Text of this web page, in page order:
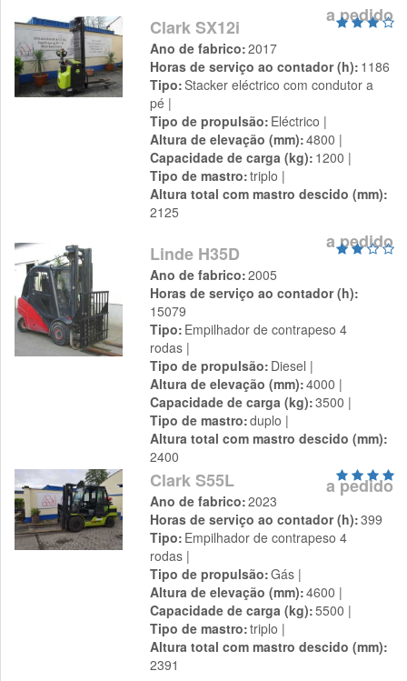
a pedido
Clark SX12i
Ano de fabrico 2017
Horas de serviço ao contador (h) 1186
Tipo Stacker eléctrico com condutor a
pé
Tipo de propulsão Eléctrico
Altura de elevação (mm) 4800
Capacidade de carga (kg) 1200
Tipo de mastro triplo
Altura total com mastro descido (mm)
2125
a pedido
Linde H35D
Ano de fabrico 2005
Horas de serviço ao contador (h)
15079
Tipo Empilhador de contrapeso 4
rodas
Tipo de propulsão Diesel
Altura de elevação (mm) 4000
Capacidade de carga (kg) 3500
Tipo de mastro duplo
Altura total com mastro descido (mm)
2400
a pedido
Clark S55L
Ano de fabrico 2023
Horas de serviço ao contador (h) 399
Tipo Empilhador de contrapeso 4
rodas
Tipo de propulsão Gás
Altura de elevação (mm) 4600
Capacidade de carga (kg) 5500
Tipo de mastro triplo
Altura total com mastro descido (mm)
2391